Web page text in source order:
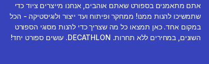
אתם מתאמנים בספורט שאתם אוהבים, אנחנו מייצרים ציוד כדי
שתמשיכו להנות ממנו! ממחקר ופיתוח ועד ייצור ולוגיסטיקה - הכל
במקום אחד. כאן תמצאו כל מה שצריך כדי להנות מסוגי הספורט
השונים, במחירים ללא תחרות. DECATHLON. עושים ספורט יחד!